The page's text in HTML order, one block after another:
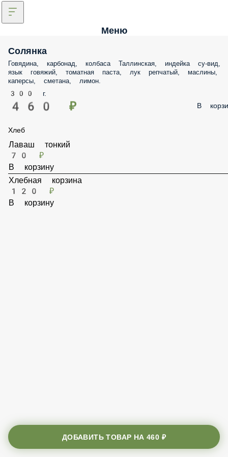
Меню
Солянка
Говядина, карбонад, колбаса Таллинская, индейка су-вид,
язык говяжий, томатная паста, лук репчатый, маслины,
каперсы, сметана, лимон.
300 г.
460 ₽ В
Хлеб
Лаваш тонкий
70 ₽
В корзину
Хлебная корзина
120 ₽
ДОБАВИТЬ ТОВАР НА460 ₽